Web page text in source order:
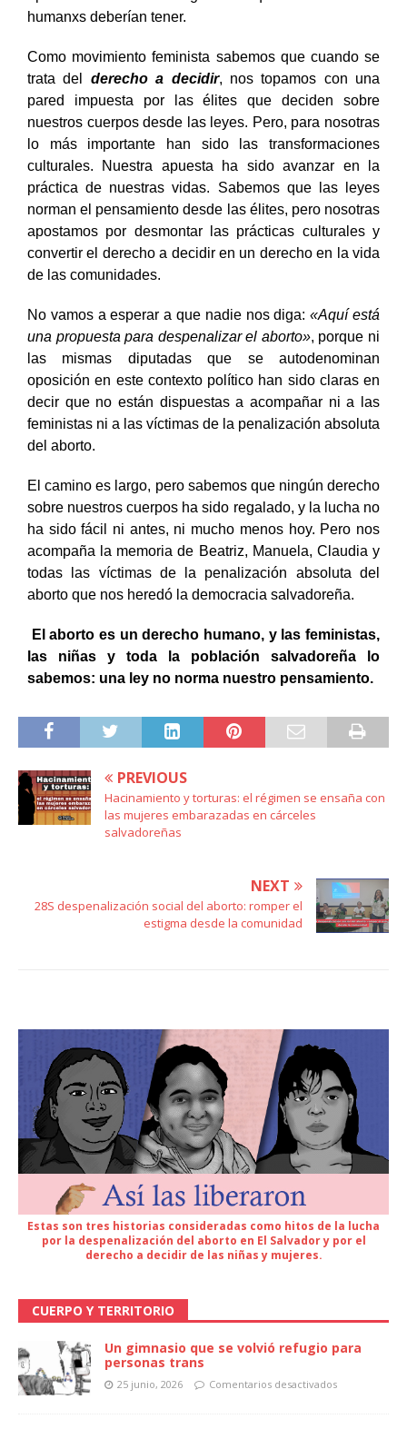
humanxs deberían tener.
Como movimiento feminista sabemos que cuando se
trata del
derecho a decidir, nos topamos con una
pared impuesta por las élites que deciden sobre
nuestros cuerpos desde las leyes. Pero, para nosotras
lo más importante han sido las transformaciones
culturales. Nuestra apuesta ha sido avanzar en la
práctica de nuestras vidas. Sabemos que las leyes
norman el pensamiento desde las élites, pero nosotras
apostamos por desmontar las prácticas culturales y
convertir el derecho a decidir en un derecho en la vida
de las comunidades.
No vamos a esperar a que nadie nos diga:«Aquí está
una propuesta para despenalizar el aborto», porque ni
las mismas diputadas que se autodenominan
oposición en este contexto político han sido claras en
decir que no están dispuestas a acompañar ni a las
feministas ni a las víctimas de la penalización absoluta
del aborto.
El camino es largo, pero sabemos que ningún derecho
sobre nuestros cuerpos ha sido regalado, y la lucha no
ha sido fácil ni antes, ni mucho menos hoy. Pero nos
acompaña la memoria de Beatriz, Manuela, Claudia y
todas las víctimas de la penalización absoluta del
aborto que nos heredó la democracia salvadoreña.
El aborto es un derecho humano, y las feministas,
las niñas y toda la población salvadoreña lo
sabemos: una ley no norma nuestro pensamiento.
PREVIOUS
Hacinamiento y torturas: el régimen se ensaña con
las mujeres embarazadas en cárceles
salvadoreñas
NEXT
28S despenalización social del aborto: romper el
estigma desde la comunidad
Estas son tres historias consideradas como hitos de la lucha
por la despenalización del aborto en El Salvador y por el
derecho a decidir de las niñas y mujeres.
CUERPO Y TERRITORIO
Un gimnasio que se volvió refugio para
personas trans
25 junio, 2026 Comentarios desactivados